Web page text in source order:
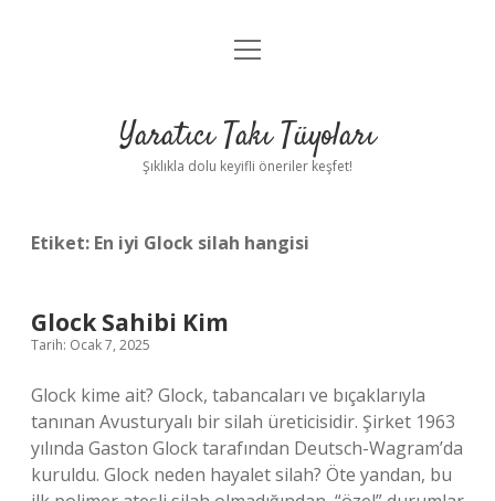
Anasayfa
Yasal Uyarı
menüyü
Yaratıcı Takı Tüyoları
Şıklıkla dolu keyifli öneriler keşfet!
Etiket: En iyi Glock silah hangisi
Glock Sahibi Kim
Tarih: Ocak 7, 2025
Glock kime ait? Glock, tabancaları ve bıçaklarıyla
tanınan Avusturyalı bir silah üreticisidir. Şirket 1963
yılında Gaston Glock tarafından Deutsch-Wagram’da
kuruldu. Glock neden hayalet silah? Öte yandan, bu